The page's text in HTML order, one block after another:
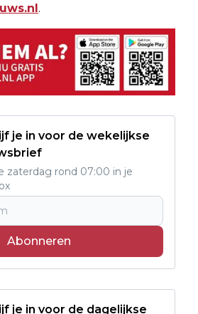
.
je in voor de wekelijkse
zaterdag rond 07:00 in je
Abonneren
je in voor de dagelijkse